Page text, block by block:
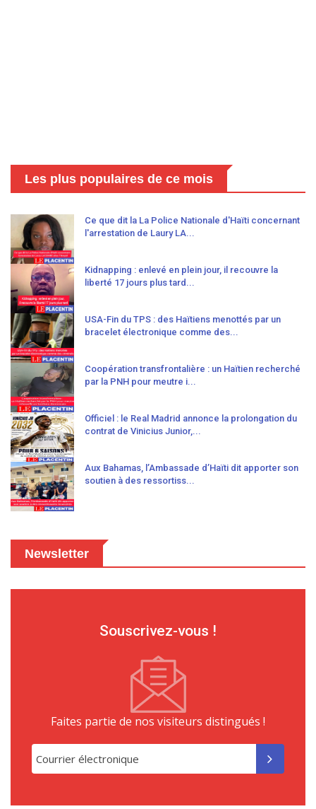
Les plus populaires de ce mois
Ce que dit la La Police Nationale d'Haïti concernant
l'arrestation de Laury LA...
Kidnapping : enlevé en plein jour, il recouvre la
liberté 17 jours plus tard...
USA-Fin du TPS : des Haïtiens menottés par un
bracelet électronique comme des...
Coopération transfrontalière : un Haïtien recherché
par la PNH pour meutre i...
Officiel : le Real Madrid annonce la prolongation du
contrat de Vinicius Junior,...
Aux Bahamas, l’Ambassade d’Haïti dit apporter son
soutien à des ressortiss...
Newsletter
Souscrivez-vous !
Faites partie de nos visiteurs distingués !